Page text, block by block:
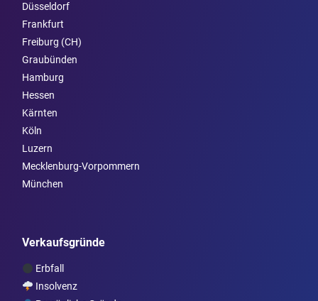
Düsseldorf
Frankfurt
Freiburg (CH)
Graubünden
Hamburg
Hessen
Kärnten
Köln
Luzern
Mecklenburg-Vorpommern
München
Verkaufsgründe
Erbfall
Insolvenz